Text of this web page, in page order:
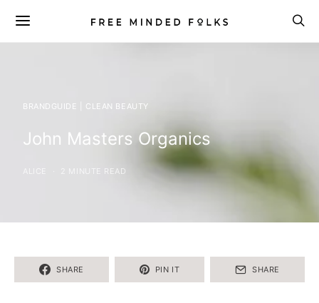
BRANDGUIDE | CLEAN BEAUTY
John Masters Organics
ALICE 2 MINUTE READ
SHARE PIN IT SHARE